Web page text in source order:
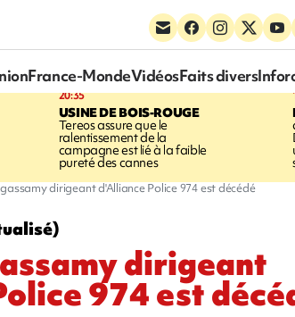
France-MondeVidéosFaits divers
20:35
USINE DE BOIS-ROUGE
Tereos assure que le
ralentissement de la
campagne est lié à la faible
pureté des cannes
dirigeant d'Alliance Police 974 est décédé
dirigeant
974 est